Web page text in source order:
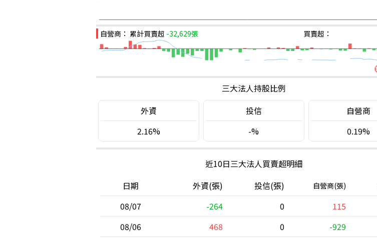
自營商： 累計買賣超 -32,629張 買賣超：
三大法人持股比例
外資
2.16%
投信
-%
自營商
0.19%
近10日三大法人買賣超明細
日期
外資(張) 投信(張) 自營商(張)
08/07
-264 0 115
08/06
468 0 -929